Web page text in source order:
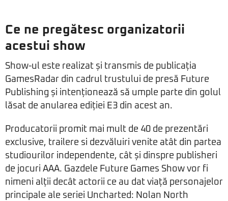
Ce ne pregătesc organizatorii
acestui show
Show-ul este realizat și transmis de publicația
GamesRadar din cadrul trustului de presă Future
Publishing și intenționează să umple parte din golul
lăsat de anularea ediției E3 din acest an.
Producatorii promit mai mult de 40 de prezentări
exclusive, trailere si dezvăluiri venite atât din partea
studiourilor independente, cât și dinspre publisheri
de jocuri AAA. Gazdele Future Games Show vor fi
nimeni alții decât actorii ce au dat viață personajelor
principale ale seriei Uncharted: Nolan North